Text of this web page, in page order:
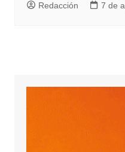
Redacción 7 de